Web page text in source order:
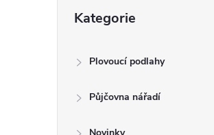
kategorie
Kategorie
Plovoucí podlahy
Půjčovna nářadí